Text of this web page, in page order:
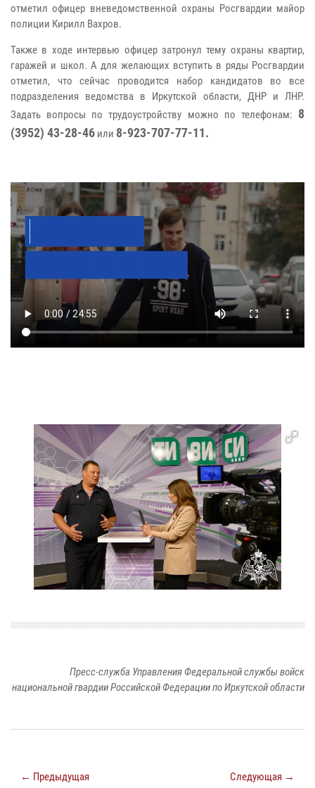
отметил офицер вневедомственной охраны Росгвардии майор
полиции Кирилл Вахров.
Также в ходе интервью офицер затронул тему охраны квартир,
гаражей и школ. А для желающих вступить в ряды Росгвардии
отметил, что сейчас проводится набор кандидатов во все
подразделения ведомства в Иркутской области, ДНР и ЛНР.
Задать вопросы по трудоустройству можно по телефонам: 8
(3952) 43-28-46 или 8-923-707-77-11.
Пресс-служба Управления Федеральной службы войск
национальной гвардии Российской Федерации по Иркутской области
← Предыдущая Следующая →